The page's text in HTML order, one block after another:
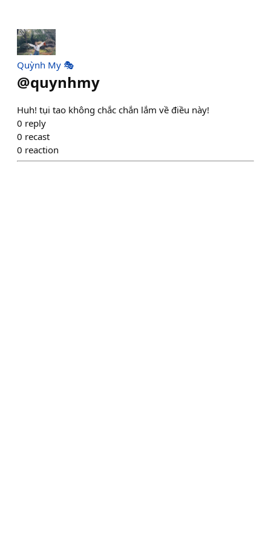
Quỳnh My 🎭
@quynhmy
Huh! tụi tao không chắc chắn lắm về điều này!
0 reply
0 recast
0 reaction